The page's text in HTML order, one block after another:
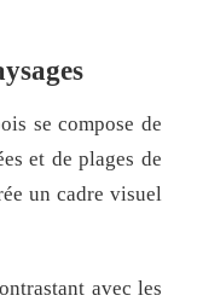
se compose de
et de plages de
un cadre visuel
avec les